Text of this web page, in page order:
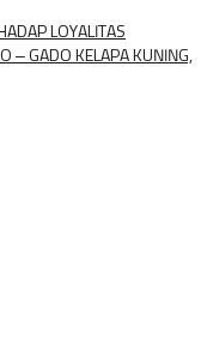
LOYALITAS
– GADO KELAPA KUNING,